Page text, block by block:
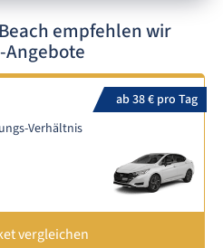
empfehlen wir
ab 38 € pro Tag
Verhältnis
vergleichen